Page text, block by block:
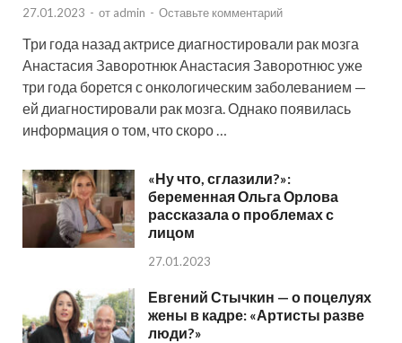
27.01.2023 - от admin - Оставьте комментарий
Три года назад актрисе диагностировали рак мозга
Анастасия Заворотнюк Анастасия Заворотнюс уже
три года борется с онкологическим заболеванием —
ей диагностировали рак мозга. Однако появилась
информация о том, что скоро …
«Ну что, сглазили?»:
беременная Ольга Орлова
рассказала о проблемах с
лицом
27.01.2023
Евгений Стычкин — о поцелуях
жены в кадре: «Артисты разве
люди?»